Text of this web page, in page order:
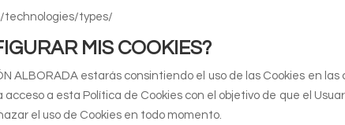
technologies/types/
MIS COOKIES?
ALBORADA estarás consintiendo el uso de las Cookies en
acceso a esta Política de Cookies con el objetivo de que el
el uso de Cookies en todo momento.